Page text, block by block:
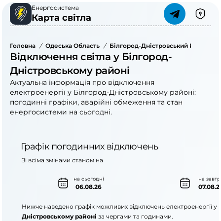
Енергосистема
Карта світла
Головна / Одеська Область / Білгород-Дністровський Район
Відключення світла у Білгород-
Дністровському районі
Актуальна інформація про відключення
електроенергії у Білгород-Дністровському районі:
погодинні графіки, аварійні обмеження та стан
енергосистеми на сьогодні.
Графік погодинних відключень
на сьогодні
06.08.26
на
Зі всіма змінами станом на
Нижче наведено графік можливих відключень електроенергії у
Дністровському районі за чергами та годинами.